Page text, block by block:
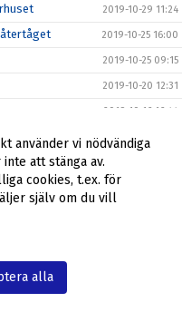
2019-10-29 11:24
återtåget 2019-10-25 16:00
2019-10-25 09:15
2019-10-20 12:31
2019-10-16 16:44
nu 2019-10-07 10:00
2019-10-05 09:00
Färg 2019-10-04 12:29
använder vi nödvändiga
att stänga av.
cookies, t.ex. för
själv om du vill
alla